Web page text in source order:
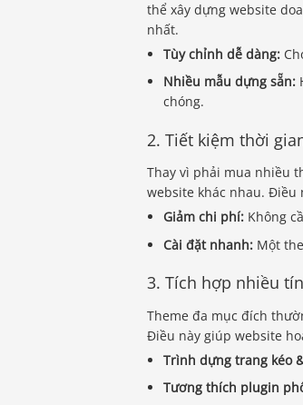
thể xây dựng website
nhất.
Tùy chỉnh dễ dàng:
Nhiều mẫu dựng sẵn:
chóng.
2. Tiết kiệm thời
Thay vì phải mua nhiều
website khác nhau.
Giảm chi phí: Không
Cài đặt nhanh: Một
3. Tích hợp nhiều
Theme đa mục đích
Điều này giúp website
Trình dựng trang kéo
Tương thích plugin